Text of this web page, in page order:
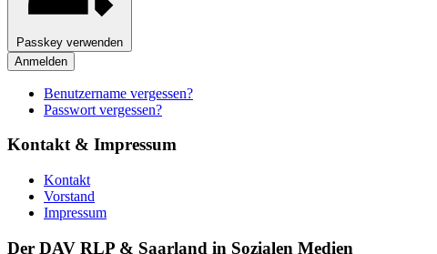
Passkey verwenden
Anmelden
Benutzername vergessen?
Passwort vergessen?
Kontakt & Impressum
Kontakt
Vorstand
Impressum
Der DAV RLP & Saarland in Sozialen Medien